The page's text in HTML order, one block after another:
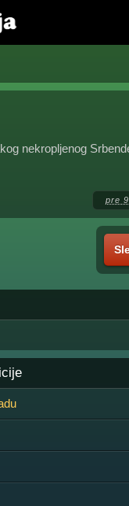
nekropljenog
pre